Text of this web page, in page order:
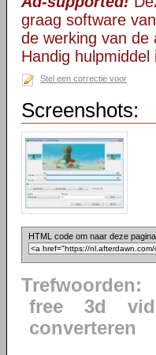
graag software
de werking van de
Handig hulpmiddel
Stel een correctie voor
Screenshots:
HTML code om naar deze
Trefwoorden:
free
3d
converteren